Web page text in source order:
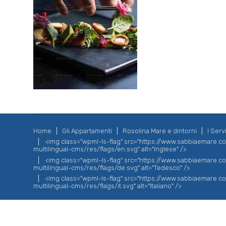
Home Gli Appartamenti Rosolina Mare e dintorni
I
<img class="wpml-ls-flag" src="https://
multilingual-cms/res/flags/en.svg" alt="Inglese" />
<img class="wpml-ls-flag" src="https://
multilingual-cms/res/flags/de.svg" alt="Tedesco" />
<img class="wpml-ls-flag" src="https://
multilingual-cms/res/flags/it.svg" alt="Italiano" />